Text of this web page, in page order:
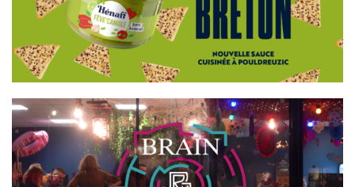
HÉNAFF